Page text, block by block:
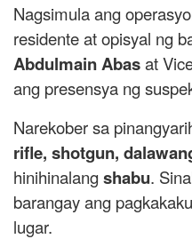
Nagsimula ang
residente at opisyal ng
Abdulmain Abasat
ang presensya ng
Narekober sa
rifle, shotgun,
hinihinalangshabu.
barangay ang
lugar.